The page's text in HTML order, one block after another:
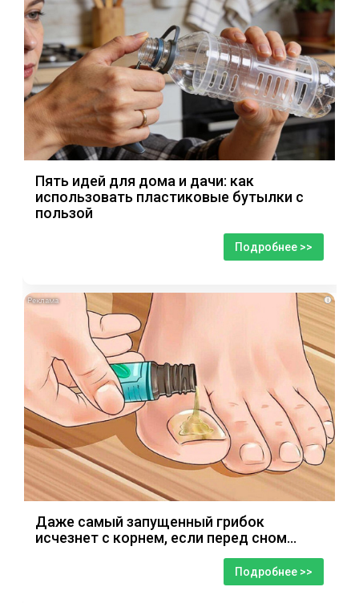
Пять идей для дома и дачи: как
использовать пластиковые бутылки с
пользой
Подробнее >>
i
Даже самый запущенный грибок
исчезнет с корнем, если перед сном…
Подробнее >>